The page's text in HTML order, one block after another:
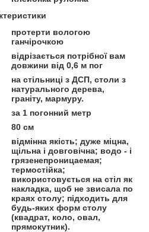
протерти вологою
ганчірочкою
відрізається потрібної вам
довжини від 0,6 м пог
на стільниці з ДСП, столи з
натурального дерева,
граніту, мармуру.
за 1 погонний метр
80 см
відмінна якість; дуже міцна,
щільна і довговічна; водо - і
грязенепроницаемая;
термостійка;
використовується на стіл як
накладка, щоб не звисала по
краях столу; підходить для
будь-яких форм столу
(квадрат, коло, овал,
прямокутник).